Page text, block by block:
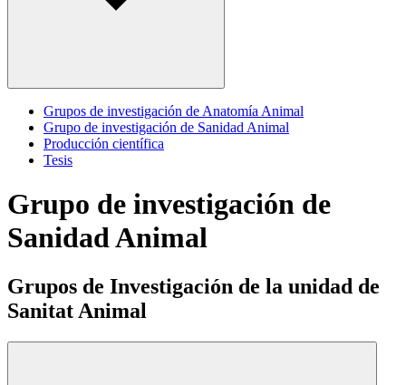
Grupos de investigación de Anatomía Animal
Grupo de investigación de Sanidad Animal
Producción científica
Tesis
Grupo de investigación de
Sanidad Animal
Grupos de Investigación de la unidad de
Sanitat Animal